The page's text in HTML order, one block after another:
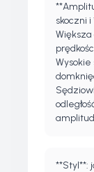
skoczni
Wysokie
**Styl**: